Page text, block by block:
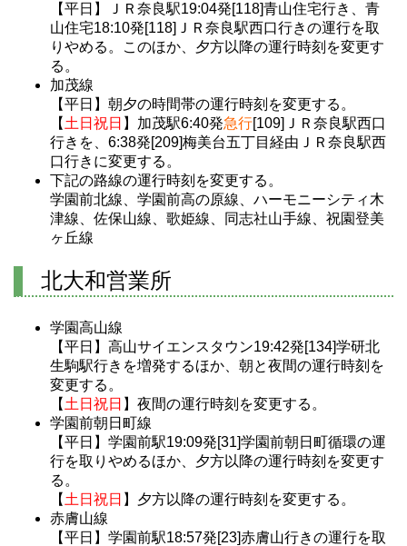
【平日】ＪＲ奈良駅19:04発[118]青山住宅行き、青
山住宅18:10発[118]ＪＲ奈良駅西口行きの運行を取
りやめる。このほか、夕方以降の運行時刻を変更す
る。
加茂線
【平日】朝夕の時間帯の運行時刻を変更する。
【 土日祝日 】加茂駅6:40発急行[109]ＪＲ奈良駅西口
行きを、6:38発[209]梅美台五丁目経由ＪＲ奈良駅西
口行きに変更する。
下記の路線の運行時刻を変更する。
学園前北線、学園前高の原線、ハーモニーシティ木
津線、佐保山線、歌姫線、同志社山手線、祝園登美
ヶ丘線
北大和営業所
学園高山線
【平日】高山サイエンスタウン19:42発[134]学研北
生駒駅行きを増発するほか、朝と夜間の運行時刻を
変更する。
【 土日祝日 】夜間の運行時刻を変更する。
学園前朝日町線
【平日】学園前駅19:09発[31]学園前朝日町循環の運
行を取りやめるほか、夕方以降の運行時刻を変更す
る。
【 土日祝日 】夕方以降の運行時刻を変更する。
赤膚山線
【平日】学園前駅18:57発[23]赤膚山行きの運行を取